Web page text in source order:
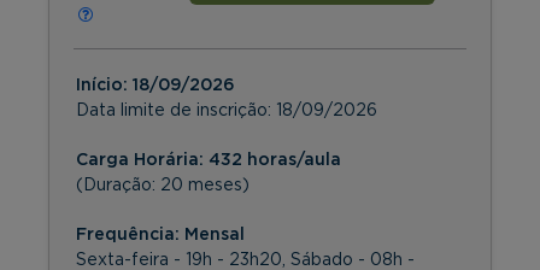
Início: 18/09/2026
Data limite de inscrição: 18/09/2026
Carga Horária: 432 horas/aula
(Duração: 20 meses)
Frequência: Mensal
Sexta-feira - 19h - 23h20, Sábado - 08h -